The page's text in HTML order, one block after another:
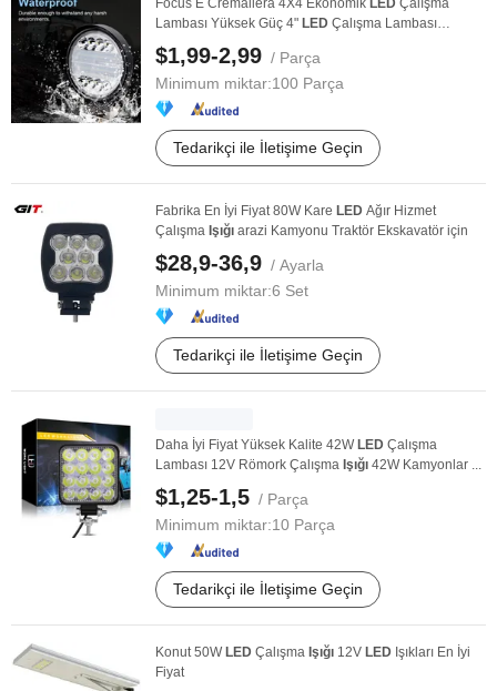
Focus E Cremallera 4X4 Ekonomik LED Çalışma
Lambası Yüksek Güç 4" LED Çalışma Lambası
Kamyon ...
$1,99-2,99 / Parça
Minimum miktar:100 Parça
Tedarikçi ile İletişime Geçin
Fabrika En İyi Fiyat 80W Kare LED Ağır Hizmet
Çalışma Işığı arazi Kamyonu Traktör Ekskavatör için
$28,9-36,9 / Ayarla
Minimum miktar:6 Set
Tedarikçi ile İletişime Geçin
Daha İyi Fiyat Yüksek Kalite 42W LED Çalışma
Lambası 12V Römork Çalışma Işığı 42W Kamyonlar ...
$1,25-1,5 / Parça
Minimum miktar:10 Parça
Tedarikçi ile İletişime Geçin
Konut 50W LED Çalışma Işığı 12V LED Işıkları En İyi
Fiyat